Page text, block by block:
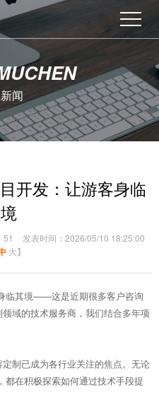
闻
开发：让游客身临
51
发表时间：2026/05/10 18:25:00
大】
临其境——这是近期很多客户咨询
域的技术服务商，我们结合多年项
制已成为各行业关注的焦点。无论
都在积极探索如何通过技术手段提